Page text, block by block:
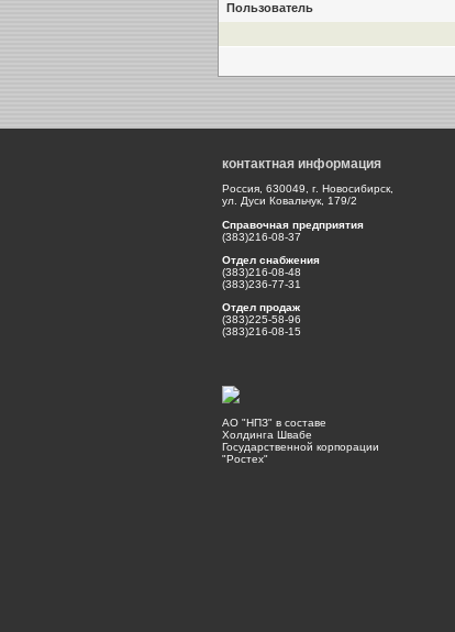
Пользователь
контактная информация
Россия, 630049, г. Новосибирск,
ул. Дуси Ковальчук, 179/2
Справочная предприятия
(383)216-08-37
Отдел снабжения
(383)216-08-48
(383)236-77-31
Отдел продаж
(383)225-58-96
(383)216-08-15
АО "НПЗ" в составе
Холдинга Швабе
Государственной корпорации
"Ростех"